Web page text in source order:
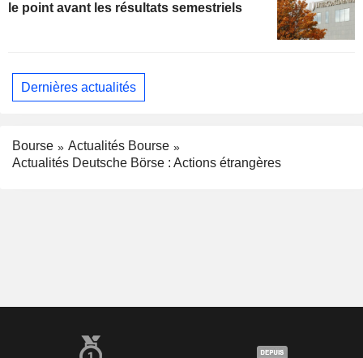
le point avant les résultats semestriels
Dernières actualités
Bourse
Actualités Bourse
Actualités Deutsche Börse : Actions étrangères